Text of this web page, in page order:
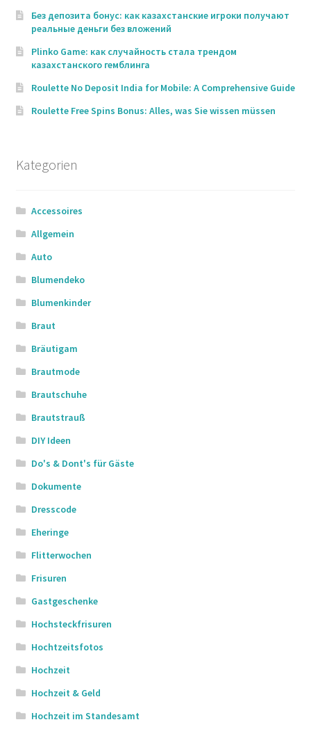
Без депозита бонус: как казахстанские игроки получают
реальные деньги без вложений
Plinko Game: как случайность стала трендом
казахстанского гемблинга
Roulette No Deposit India for Mobile: A Comprehensive Guide
Roulette Free Spins Bonus: Alles, was Sie wissen müssen
Kategorien
Accessoires
Allgemein
Auto
Blumendeko
Blumenkinder
Braut
Bräutigam
Brautmode
Brautschuhe
Brautstrauß
DIY Ideen
Do's & Dont's für Gäste
Dokumente
Dresscode
Eheringe
Flitterwochen
Frisuren
Gastgeschenke
Hochsteckfrisuren
Hochtzeitsfotos
Hochzeit
Hochzeit & Geld
Hochzeit im Standesamt